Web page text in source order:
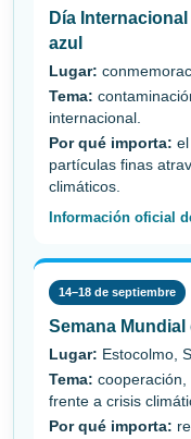
Día
azul
Lugar:
Tema:
internacional.
Por qué importa:
partículas finas
climáticos.
Información oficial
14–18 de septiembre
Semana Mundial
Lugar: Estocolmo,
Tema: cooperación,
frente a crisis
Por qué importa: